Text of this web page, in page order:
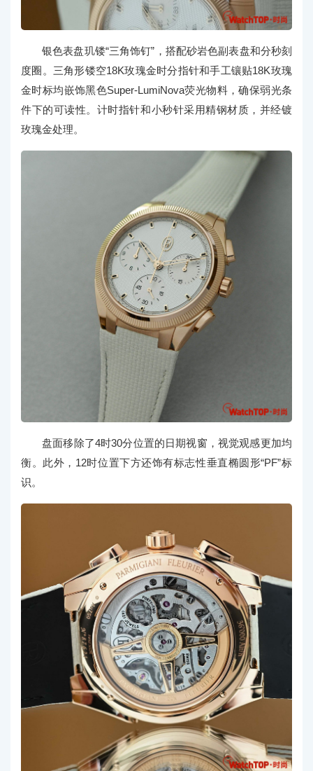
银色表盘玑镂“三角饰钉”，搭配砂岩色副表盘和分秒刻
度圈。三角形镂空18K玫瑰金时分指针和手工镶贴18K玫瑰
金时标均嵌饰黑色Super-LumiNova荧光物料，确保弱光条
件下的可读性。计时指针和小秒针采用精钢材质，并经镀
玫瑰金处理。
盘面移除了4时30分位置的日期视窗，视觉观感更加均
衡。此外，12时位置下方还饰有标志性垂直椭圆形“PF”标
识。